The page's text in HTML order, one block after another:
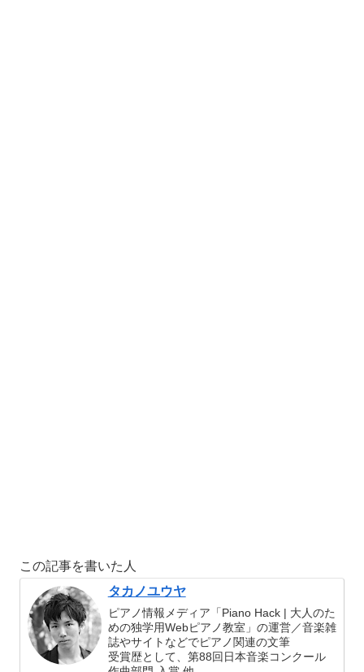
この記事を書いた人
タカノユウヤ
ピアノ情報メディア「Piano Hack | 大人のた
めの独学用Webピアノ教室」の運営／音楽雑
誌やサイトなどでピアノ関連の文筆
受賞歴として、第88回日本音楽コンクール